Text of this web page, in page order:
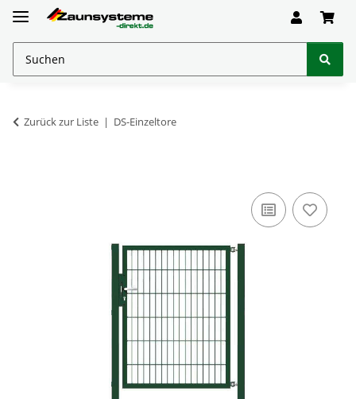
Zurück zur Liste DS-Einzeltore